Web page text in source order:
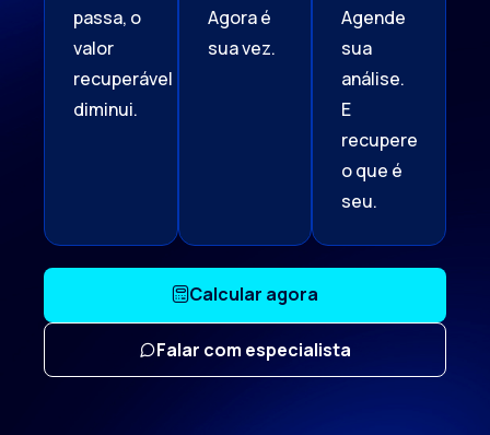
passa, o
valor
recuperável
diminui.
Agora é
sua vez.
Agende
sua
análise.
E
recupere
o que é
seu.
Calcular agora
Falar com especialista